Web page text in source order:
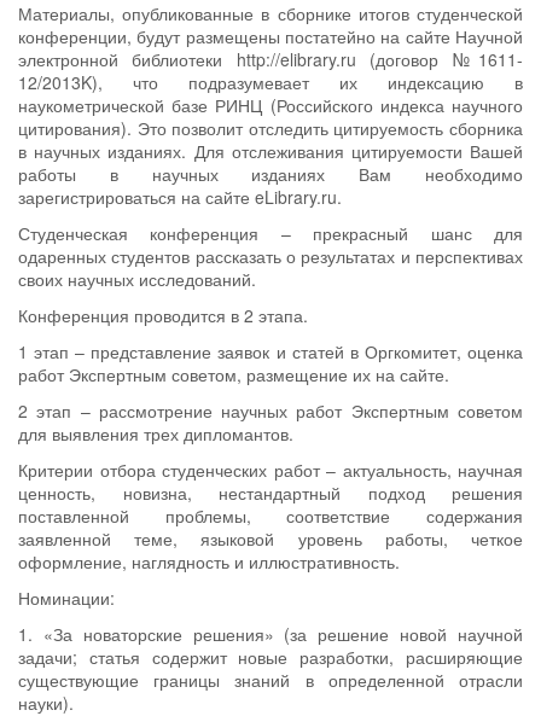
Материалы, опубликованные в сборнике итогов студенческой
конференции, будут размещены постатейно на сайте Научной
электронной библиотеки http://elibrary.ru (договор №1611-
12/2013K), что подразумевает их индексацию в
наукометрической базе РИНЦ (Российского индекса научного
цитирования). Это позволит отследить цитируемость сборника
в научных изданиях. Для отслеживания цитируемости Вашей
работы в научных изданиях Вам необходимо
зарегистрироваться на сайте eLibrary.ru.
Студенческая конференция – прекрасный шанс для
одаренных студентов рассказать о результатах и перспективах
своих научных исследований.
Конференция проводится в 2 этапа.
1 этап – представление заявок и статей в Оргкомитет, оценка
работ Экспертным советом, размещение их на сайте.
2 этап – рассмотрение научных работ Экспертным советом
для выявления трех дипломантов.
Критерии отбора студенческих работ – актуальность, научная
ценность, новизна, нестандартный подход решения
поставленной проблемы, соответствие содержания
заявленной теме, языковой уровень работы, четкое
оформление, наглядность и иллюстративность.
Номинации:
1. «За новаторские решения» (за решение новой научной
задачи; статья содержит новые разработки, расширяющие
существующие границы знаний в определенной отрасли
науки).